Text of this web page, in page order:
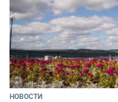
НОВОСТИ